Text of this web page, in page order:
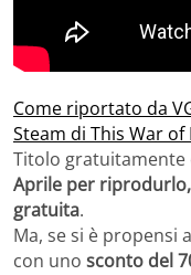
Come riportato da
Steam di This War of
Titolo gratuitamente
Aprile per
gratuita.
Ma, se si è propensi
con uno sconto del